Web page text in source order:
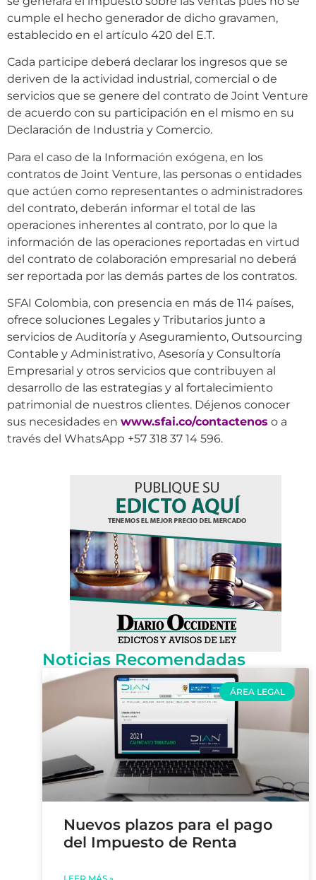
cumple el hecho generador de dicho gravamen,
establecido en el artículo 420 del E.T.
Cada participe deberá declarar los ingresos que se
deriven de la actividad industrial, comercial o de
servicios que se genere del contrato de Joint Venture
de acuerdo con su participación en el mismo en su
Declaración de Industria y Comercio.
Para el caso de la Información exógena, en los
contratos de Joint Venture, las personas o entidades
que actúen como representantes o administradores
del contrato, deberán informar el total de las
operaciones inherentes al contrato, por lo que la
información de las operaciones reportadas en virtud
del contrato de colaboración empresarial no deberá
ser reportada por las demás partes de los contratos.
SFAI Colombia, con presencia en más de 114 países,
ofrece soluciones Legales y Tributarios junto a
servicios de Auditoría y Aseguramiento, Outsourcing
Contable y Administrativo, Asesoría y Consultoría
Empresarial y otros servicios que contribuyen al
desarrollo de las estrategias y al fortalecimiento
patrimonial de nuestros clientes. Déjenos conocer
sus necesidades en www.sfai.co/contactenos o a
través del WhatsApp +57 318 37 14 596.
Noticias Recomendadas
ÁREA LEGAL
Nuevos plazos para el pago
del Impuesto de Renta